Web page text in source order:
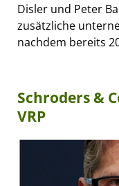
Disler und Peter
zusätzliche
nachdem bereits
Schroders &
VRP